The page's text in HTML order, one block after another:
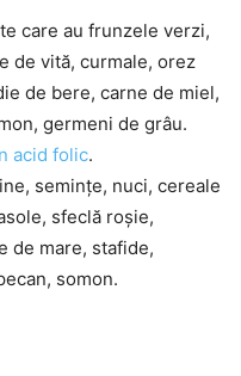
care au frunzele verzi,
de vită, curmale, orez
de bere, carne de miel,
germeni de grâu.
acid folic.
semințe, nuci, cereale
sfeclă roșie,
de mare, stafide,
somon.